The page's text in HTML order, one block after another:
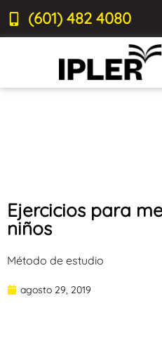
(601) 482 4080
Ejercicios para
niños
Método de estudio
agosto 29, 2019